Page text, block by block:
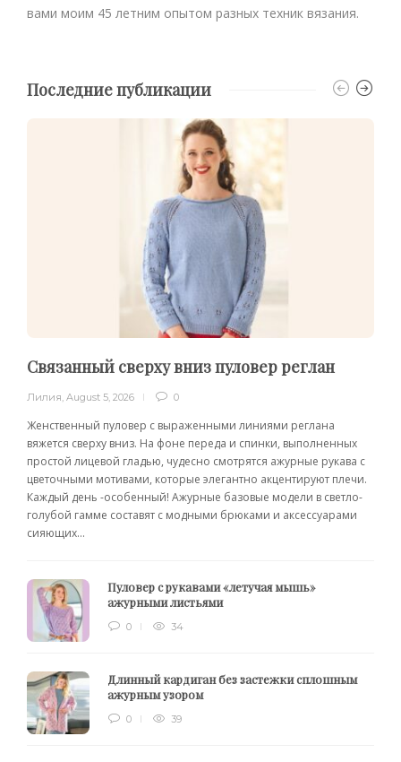
вами моим 45 летним опытом разных техник вязания.
Последние публикации
Связанный сверху вниз пуловер реглан
Лилия, August 5, 2026 0
Женственный пуловер с выраженными линиями реглана
вяжется сверху вниз. На фоне переда и спинки, выполненных
простой лицевой гладью, чудесно смотрятся ажурные рукава с
цветочными мотивами, которые элегантно акцентируют плечи.
Каждый день -особенный! Ажурные базовые модели в светло-
голубой гамме составят с модными брюками и аксессуарами
сияющих...
Пуловер с рукавами «летучая мышь»
ажурными листьями
0 34
Длинный кардиган без застежки сплошным
ажурным узором
0 39